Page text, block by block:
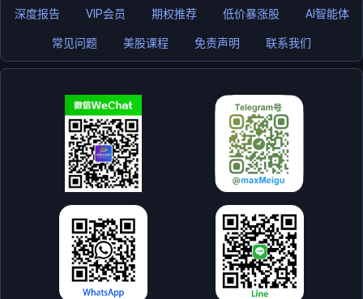
深度报告 VIP会员 期权推荐 低价暴涨股 AI智能体
常见问题 美股课程 免责声明 联系我们